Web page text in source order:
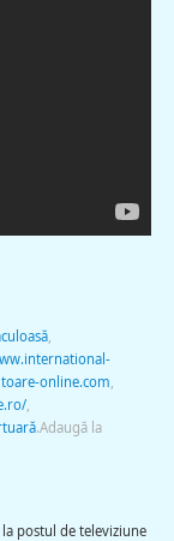
,
online.com
,
.Adaugă la
postul de televiziune